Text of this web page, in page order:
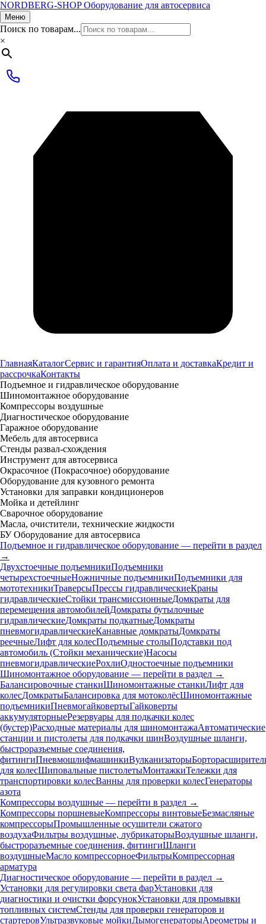
NORDBERG-SHOP Оборудование для автосервиса
Меню
Поиск по товарам...
×
ГлавнаяКаталогСервис и гарантияОплата и доставкаКредит и
рассрочкаКонтакты
Подъемное и гидравлическое оборудование
Шиномонтажное оборудование
Компрессоры воздушные
Диагностическое оборудование
Гаражное оборудование
Мебель для автосервиса
Стенды развал-схождения
Инструмент для автосервиса
Окрасочное (Покрасочное) оборудование
Оборудование для кузовного ремонта
Установки для заправки кондиционеров
Мойка и детейлинг
Сварочное оборудование
Масла, очистители, технические жидкости
БУ Оборудование для автосервиса
Подъемное и гидравлическое оборудование — перейти в раздел
→
Двухстоечные подъемникиПодъемники
четырехстоечныеНожничные подъемникиПодъемники для
мототехникиТраверсыПрессы гидравлическиеКраны
гидравлическиеСтойки трансмиссионныеДомкраты для
перемещения автомобилейДомкраты бутылочные
гидравлическиеДомкраты подкатныеДомкраты
пневмогидравлическиеКанавные домкратыДомкраты
реечныеЛифт для колесПодъемные столыПодставки под
автомобиль (Стойки механические)Насосы
пневмогидравлическиеРохлиОдностоечные подъемники
Шиномонтажное оборудование — перейти в раздел →
Балансировочные станкиШиномонтажные станкиЛифт для
колесДомкратыБалансировка для мотоколёсШиномонтажные
подъемникиПневмогайковертыГайковерты
аккумуляторныеРезервуары для подкачки колес
(бустер)Расходные материалы для шиномонтажаАвтоматические
станции и пистолеты для подкачки шинВоздушные шланги,
быстроразъемные соединения,
фитингиПневмошлифмашинкиВулканизаторы
для колесШиповальные пистолетыМонтажкиТележки для
транспортировки колесВанны для проверки колесГенераторы
азота
Компрессоры воздушные — перейти в раздел →
Компрессоры поршневыеКомпрессоры винтовыеБезмасляные
компрессорыПромышленные осушители сжатого
воздухаФильтры воздушные, лубрикаторыВоздушные шланги,
быстроразъемные соединения, фитингиШланги
воздушныеМасло компрессорноеФильтрыКомпрессорная
арматура
Диагностическое оборудование — перейти в раздел →
Установки для регулировки света фарУстановки для
диагностики и очистки форсунокУстановки для промывки
топливных системСтенды для проверки генераторов и
стартеровУльтразвуковые мойкиДымогенераторыАреометры и